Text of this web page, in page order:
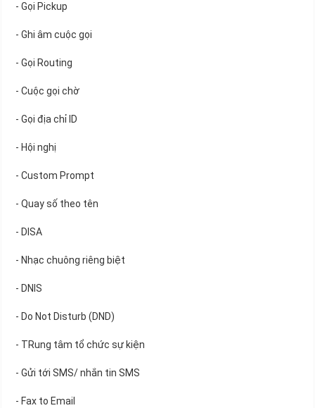
- Gọi Pickup
- Ghi âm cuộc gọi
- Gọi Routing
- Cuộc gọi chờ
- Gọi địa chỉ ID
- Hội nghị
- Custom Prompt
- Quay số theo tên
- DISA
- Nhạc chuông riêng biệt
- DNIS
- Do Not Disturb (DND)
- TRung tâm tổ chức sự kiện
- Gửi tới SMS/ nhắn tin SMS
- Fax to Email